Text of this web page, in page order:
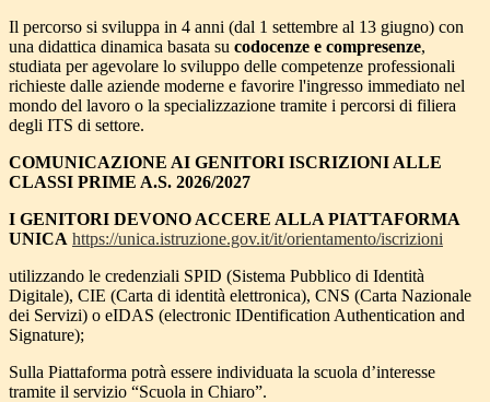
Il percorso si sviluppa in 4 anni (dal 1 settembre al 13 giugno) con
una didattica dinamica basata su codocenze e compresenze,
studiata per agevolare lo sviluppo delle competenze professionali
richieste dalle aziende moderne e favorire l'ingresso immediato nel
mondo del lavoro o la specializzazione tramite i percorsi di filiera
degli ITS di settore.
COMUNICAZIONE AI GENITORI ISCRIZIONI ALLE
CLASSI PRIME A.S. 2026/2027
I GENITORI DEVONO ACCERE ALLA PIATTAFORMA
UNICA https://unica.istruzione.gov.it/it/orientamento/iscrizioni
utilizzando le credenziali SPID (Sistema Pubblico di Identità
Digitale), CIE (Carta di identità elettronica), CNS (Carta Nazionale
dei Servizi) o eIDAS (electronic IDentification Authentication and
Signature);
Sulla Piattaforma potrà essere individuata la scuola d’interesse
tramite il servizio “Scuola in Chiaro”.